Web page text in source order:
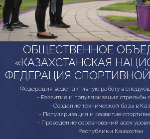
ОБЩЕСТВЕННОЕ
«КАЗАХСТАНСКАЯ
ФЕДЕРАЦИЯ
Федерация ведет активную работу в
- Развитие и популяризация стрельбы
- Создание технической базы в
- Популяризация и развитие
- Проведение соревнований всех
Республики Казахстан.